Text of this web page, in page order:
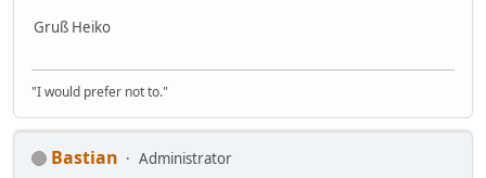
Gruß Heiko
"I would prefer not to."
Bastian
Administrator